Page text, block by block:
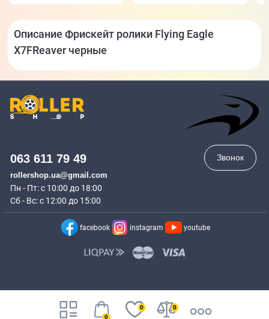
0
0 0
Описание Фрискейт ролики Flying Eagle
X7FReaver черные
063 611 79 49
rollershop.ua@gmail.com
Пн - Пт: с 10:00 до 18:00
Сб - Вс: с 12:00 до 15:00
Звонок
facebook instagram youtube